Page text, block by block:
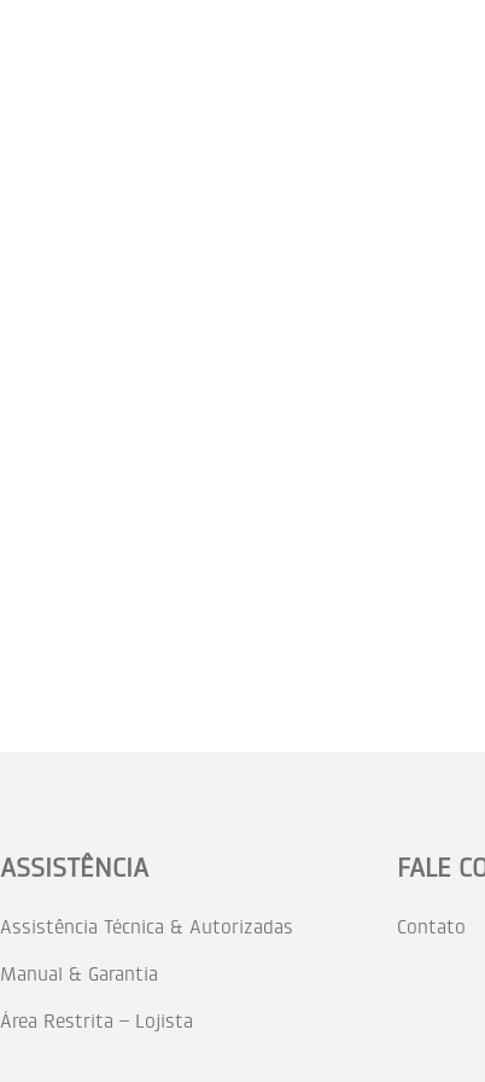
ASSISTÊNCIA
Assistência Técnica & Autorizadas
Manual & Garantia
Área Restrita – Lojista
FALE
Contato